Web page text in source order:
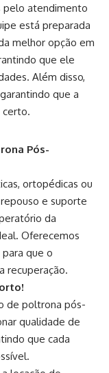
pelo atendimento
está preparada
melhor opção em
que ele
Além disso,
que a
certo.
Pós-
ortopédicas ou
e suporte
da
Oferecemos
que o
recuperação.
de poltrona pós-
qualidade de
que cada